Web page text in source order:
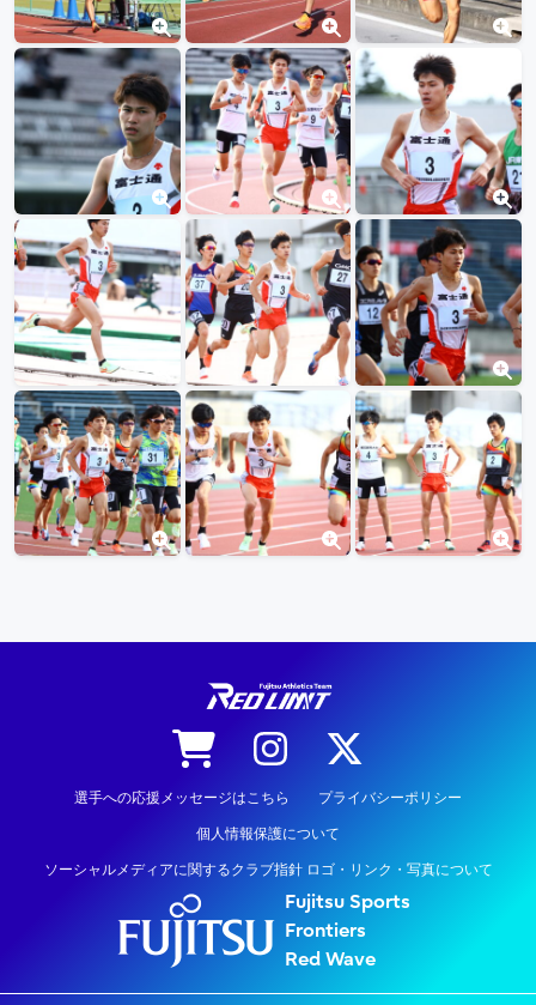
選手への応援メッセージはこちら プライバシーポリシー
個人情報保護について
ソーシャルメディアに関するクラブ指針 ロゴ・リンク・写真について
Fujitsu Sports
Frontiers
Red Wave